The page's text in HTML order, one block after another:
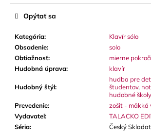
Kategória:
Klavír sólo
Obsadenie:
solo
Obtiažnosť:
mierne
Hudobná úprava: klavír
Hudobný štýl:
hudba pre
študentov,
hudobné školy
Prevedenie:
zošit - mäkká
Vydavateľ:
TALACKO
Séria:
Český
Opýtať sa
JAVA
CUT
PLÁTKY
NA
ALT
SAXOFÓN